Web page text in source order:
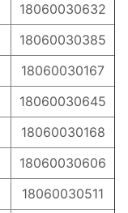
18060030632
18060030385
18060030167
18060030645
18060030168
18060030606
18060030511